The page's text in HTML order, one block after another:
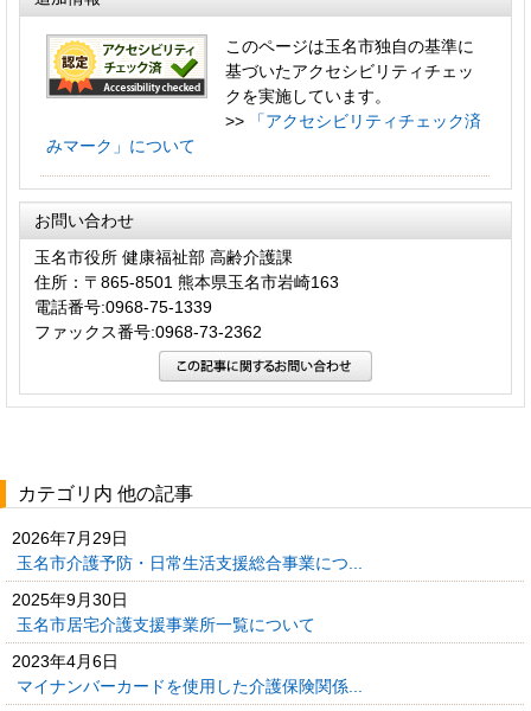
このページは玉名市独自の基準に
基づいたアクセシビリティチェッ
クを実施しています。
>>
「アクセシビリティチェック済
みマーク」について
お問い合わせ
玉名市役所 健康福祉部 高齢介護課
住所：〒865-8501 熊本県玉名市岩崎163
電話番号:0968-75-1339
ファックス番号:0968-73-2362
カテゴリ内 他の記事
2026年7月29日
玉名市介護予防・日常生活支援総合事業につ...
2025年9月30日
玉名市居宅介護支援事業所一覧について
2023年4月6日
マイナンバーカードを使用した介護保険関係...